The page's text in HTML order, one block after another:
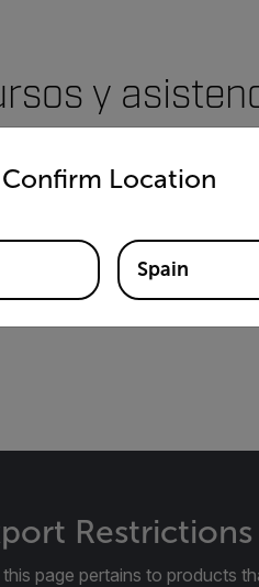
y
Restrictions
page pertains to products
Confirm Location
from the options below to
Spain